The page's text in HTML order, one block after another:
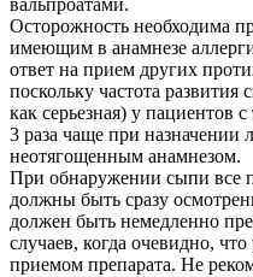
Осторожность необходима
имеющим в анамнезе
ответ на прием других
поскольку частота
как серьезная) у пациентов
3 раза чаще при назначении
неотягощенным анамнезом.
При обнаружении сыпи все
должны быть сразу
должен быть немедленно
случаев, когда очевидно,
приемом препарата. Не